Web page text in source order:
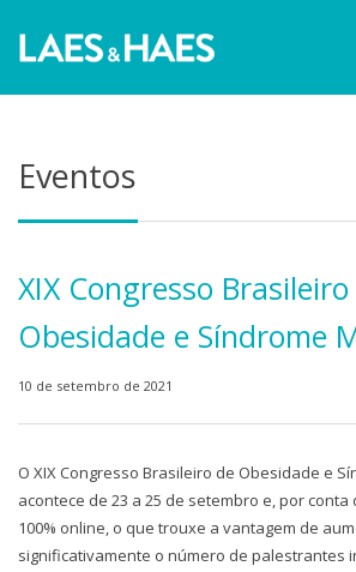
Eventos
XIX Congresso
Obesidade e Síndrome
10 de setembro de 2021
O XIX Congresso Brasileiro de Obesidade e
acontece de 23 a 25 de setembro e, por
100% online, o que trouxe a vantagem de
significativamente o número de palestrantes